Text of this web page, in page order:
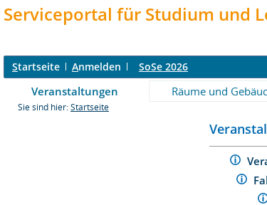
Serviceportal für Studium und
Startseite Anmelden SoSe 2026
Veranstaltungen Räume und
Sie sind hier: Startseite